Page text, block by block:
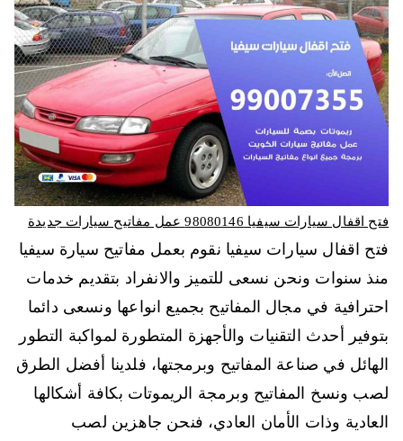
فتح اقفال سيارات سيفيا 98080146‬ عمل مفاتيح سيارات جديدة
فتح اقفال سيارات سيفيا نقوم بعمل مفاتيح سيارة سيفيا
منذ سنوات ونحن نسعى للتميز والانفراد بتقديم خدمات
احترافية في مجال المفاتيح بجميع انواعها ونسعى دائما
بتوفير أحدث التقنيات والأجهزة المتطورة لمواكبة التطور
الهائل في صناعة المفاتيح وبرمجتها، فلدينا أفضل الطرق
لصب ونسخ المفاتيح وبرمجة الريموتات بكافة أشكالها
العادية وذات الأمان العادي، فنحن جاهزين لصب